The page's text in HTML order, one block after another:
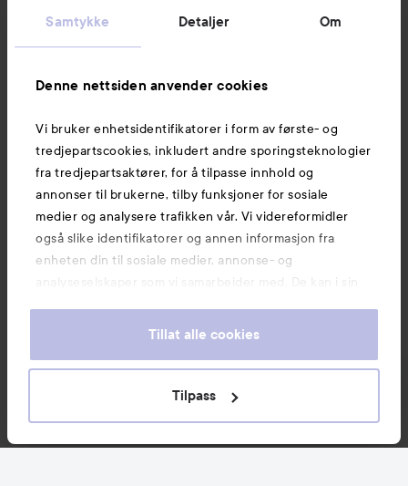
Samtykke Detaljer Om
Denne nettsiden anvender cookies
Vi bruker enhetsidentifikatorer i form av første- og
tredjepartscookies, inkludert andre sporingsteknologier
fra tredjepartsaktører, for å tilpasse innhold og
annonser til brukerne, tilby funksjoner for sosiale
medier og analysere trafikken vår. Vi videreformidler
også slike identifikatorer og annen informasjon fra
enheten din til sosiale medier, annonse- og
analyseselskaper som vi samarbeider med. De kan i sin
informasjon som du har oppgitt eller som de har samlet
våre cookies ved å fortsette å bruke nettsiden vår. For
informasjon om hvordan du kan endre innstillingene for
Tillat alle cookies
Tilpass
Kundeservice
Informasjon
Også av interesse
E-handel av Avensia